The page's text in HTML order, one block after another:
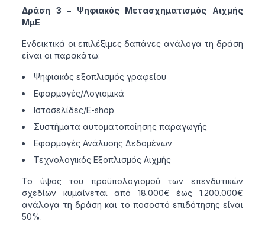
Δράση 3 – Ψηφιακός Μετασχηματισμός Αιχμής
ΜμΕ
Ενδεικτικά οι επιλέξιμες δαπάνες ανάλογα τη δράση
είναι οι παρακάτω:
Ψηφιακός εξοπλισμός γραφείου
Εφαρμογές/Λογισμικά
Ιστοσελίδες/E-shop
Συστήματα αυτοματοποίησης παραγωγής
Εφαρμογές Ανάλυσης Δεδομένων
Τεχνολογικός Εξοπλισμός Αιχμής
Το ύψος του προϋπολογισμού των επενδυτικών
σχεδίων κυμαίνεται από 18.000€ έως 1.200.000€
ανάλογα τη δράση και το ποσοστό επιδότησης είναι
50%.